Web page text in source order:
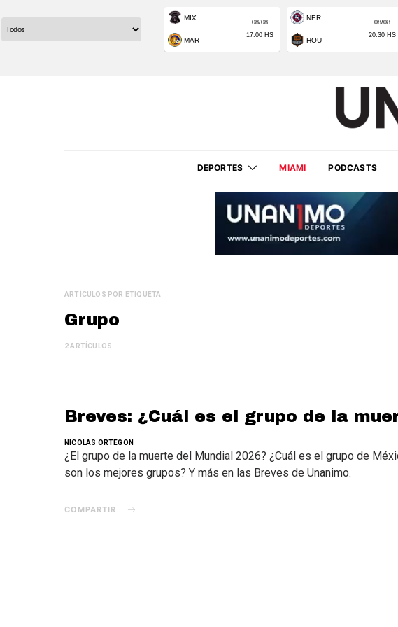
DEPORTES MIAMI PODCASTS
ARTÍCULOS POR ETIQUETA
Grupo
2 ARTÍCULOS
Breves: ¿Cuál es el grupo de la
NICOLAS ORTEGON
¿El grupo de la muerte del Mundial 2026? ¿Cuál es el grupo de
son los mejores grupos? Y más en las Breves de Unanimo.
COMPARTIR